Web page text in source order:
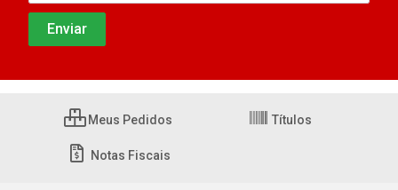
Meus Pedidos Títulos
Notas Fiscais